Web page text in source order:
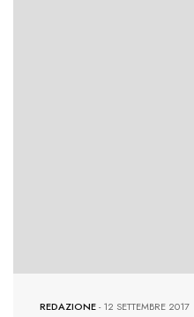
REDAZIONE-12 SETTEMBRE 2017